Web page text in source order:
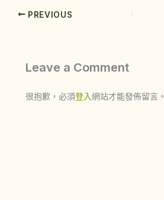
PREVIOUS
Leave a Comment
很抱歉，必須登入網站才能發佈留言。